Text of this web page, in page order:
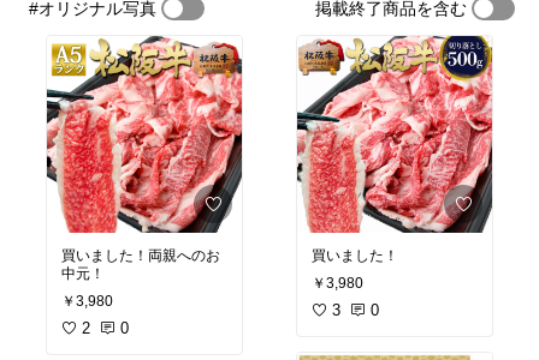
#オリジナル写真 掲載終了商品を含む
買いました！両親へのお
中元！
￥3,980
2 0
買いました！
￥3,980
3 0